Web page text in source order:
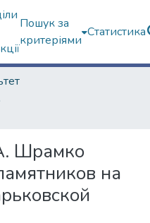
Пошук за
критеріями
Статистика
Шрамко
на